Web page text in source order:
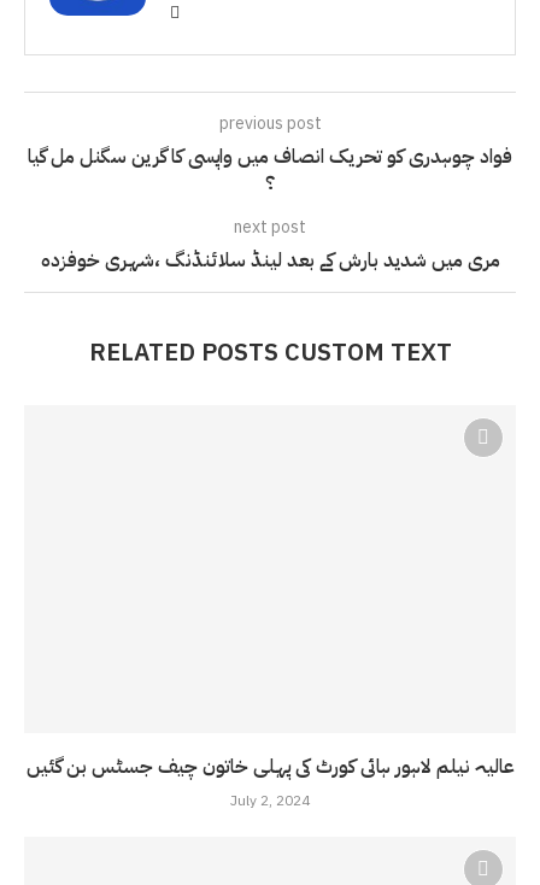
previous post
فواد چوہدری کو تحریک انصاف میں واپسی کا گرین سگنل مل گیا
؟
next post
مری میں شدید بارش کے بعد لینڈ سلائنڈنگ ،شہری خوفزدہ
RELATED POSTS CUSTOM TEXT
عالیہ نیلم لاہور ہائی کورٹ کی پہلی خاتون چیف جسٹس بن گئیں
July 2, 2024